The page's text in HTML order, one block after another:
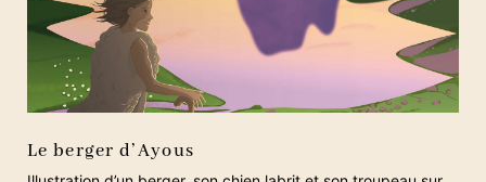
Le berger d’Ayous